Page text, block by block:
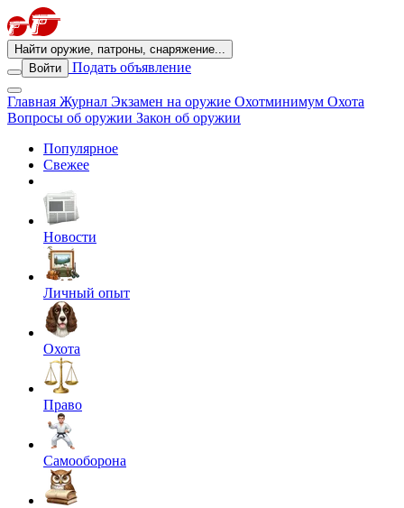
Найти оружие, патроны, снаряжение...
Войти
Подать объявление
Главная Журнал Экзамен на оружие Охотминимум Охота
Вопросы об оружии Закон об оружии
Популярное
Свежее
Новости
Личный опыт
Охота
Право
Самооборона